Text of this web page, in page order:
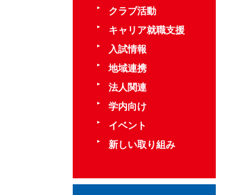
クラブ活動
キャリア就職支援
入試情報
地域連携
法人関連
学内向け
イベント
新しい取り組み